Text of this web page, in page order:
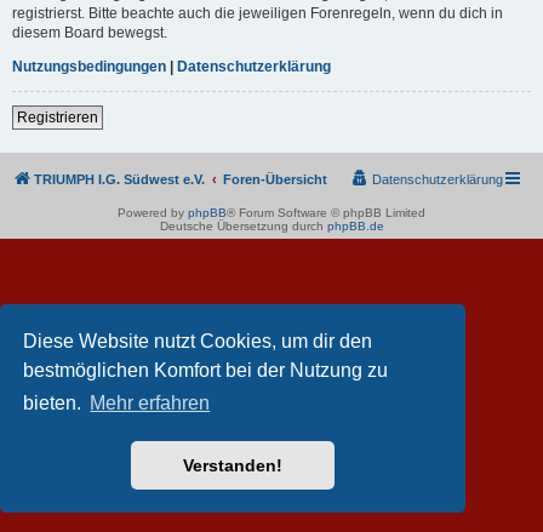
Diese Website nutzt Cookies, um dir den
bestmöglichen Komfort bei der Nutzung zu
bieten. Mehr erfahren
Verstanden!
registrierst. Bitte beachte auch die jeweiligen Forenregeln, wenn du dich in
diesem Board bewegst.
Nutzungsbedingungen | Datenschutzerklärung
Registrieren
TRIUMPH I.G. Südwest e.V. Foren-Übersicht Datenschutzerklärung
Powered by phpBB® Forum Software © phpBB Limited
Deutsche Übersetzung durch phpBB.de